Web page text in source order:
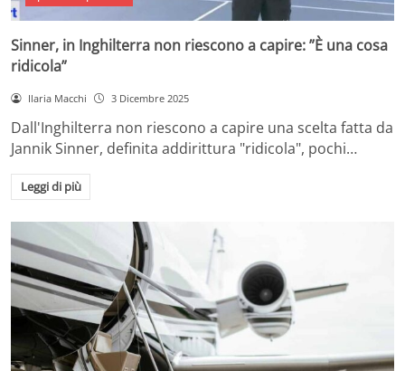
Sinner, in Inghilterra non riescono a capire: ”È una cosa
ridicola”
Ilaria Macchi 3 Dicembre 2025
Dall'Inghilterra non riescono a capire una scelta fatta da
Jannik Sinner, definita addirittura "ridicola", pochi…
Leggi di più